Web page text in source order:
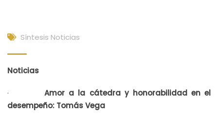
Síntesis Noticias
Noticias
·Amor a la cátedra y honorabilidad en el
desempeño: Tomás Vega